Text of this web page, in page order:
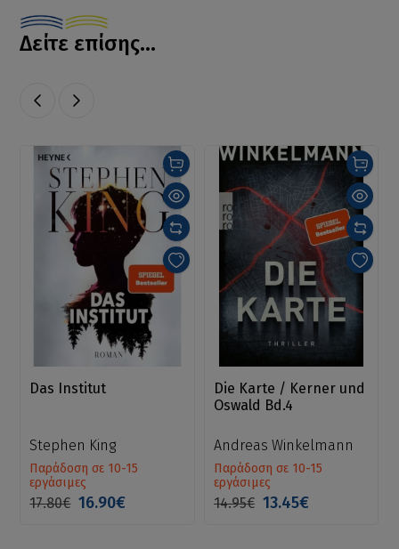
Δείτε επίσης...
Das Institut
Stephen King
Παράδοση σε 10-15
εργάσιμες
17.80€ 16.90€
Die Karte / Kerner und
Oswald Bd.4
Andreas Winkelmann
Παράδοση σε 10-15
εργάσιμες
14.95€ 13.45€